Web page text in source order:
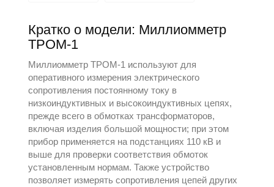
Кратко о модели: Миллиомметр
ТРОМ-1
Миллиомметр ТРОМ-1 используют для
оперативного измерения электрического
сопротивления постоянному току в
низкоиндуктивных и высокоиндуктивных цепях,
прежде всего в обмотках трансформаторов,
включая изделия большой мощности; при этом
прибор применяется на подстанциях 110 кВ и
выше для проверки соответствия обмоток
установленным нормам. Также устройство
позволяет измерять сопротивления цепей других